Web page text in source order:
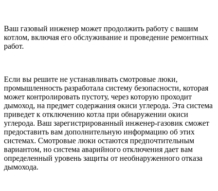
Ваш газовый инженер может продолжить работу с вашим
котлом, включая его обслуживание и проведение ремонтных
работ.
Если вы решите не устанавливать смотровые люки,
промышленность разработала систему безопасности, которая
может контролировать пустоту, через которую проходит
дымоход, на предмет содержания окиси углерода. Эта система
приведет к отключению котла при обнаружении окиси
углерода. Ваш зарегистрированный инженер-газовик сможет
предоставить вам дополнительную информацию об этих
системах. Смотровые люки остаются предпочтительным
вариантом, но система аварийного отключения дает вам
определенный уровень защиты от необнаруженного отказа
дымохода.